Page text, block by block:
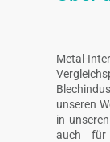
Metal-
unseren
in
auch für